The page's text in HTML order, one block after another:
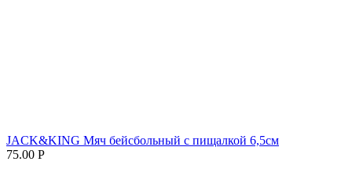
JACK&KING Мяч бейсбольный с пищалкой 6,5см
75.00 Р